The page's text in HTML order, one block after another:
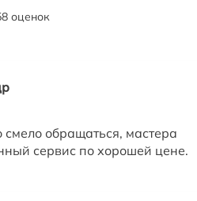
оценок
обращаться, мастера
сервис по хорошей цене.